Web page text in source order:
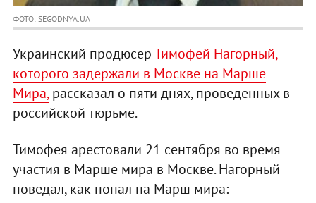
ФОТО: SEGODNYA.UA
Украинский продюсерТимофей Нагорный,
которого задержали в Москве на Марше
Мира,рассказал о пяти днях, проведенных в
российской тюрьме.
Тимофея арестовали 21 сентября во время
участия в Марше мира в Москве. Нагорный
поведал, как попал на Марш мира: